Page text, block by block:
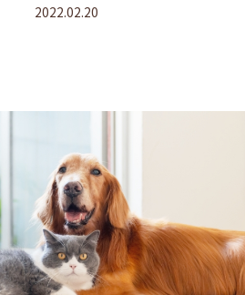
2022.02.20